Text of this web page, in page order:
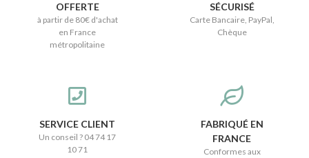
OFFERTE
à partir de 80€ d'achat
en France
métropolitaine
SÉCURISÉ
Carte Bancaire, PayPal,
Chèque
SERVICE CLIENT
Un conseil ? 04 74 17
10 71
FABRIQUÉ EN
FRANCE
Conformes aux